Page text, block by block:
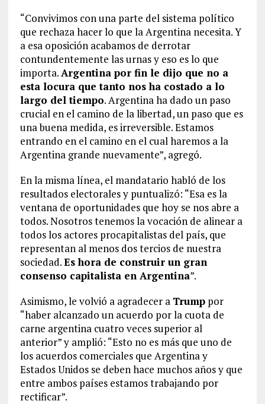
“Convivimos con una parte del sistema político
que rechaza hacer lo que la Argentina necesita. Y
a esa oposición acabamos de derrotar
contundentemente las urnas y eso es lo que
importa.Argentina por fin le dijo que no a
esta locura que tanto nos ha costado a lo
largo del tiempo. Argentina ha dado un paso
crucial en el camino de la libertad, un paso que es
una buena medida, es irreversible. Estamos
entrando en el camino en el cual haremos a la
Argentina grande nuevamente”, agregó.
En la misma línea, el mandatario habló de los
resultados electorales y puntualizó: “Esa es la
ventana de oportunidades que hoy se nos abre a
todos. Nosotros tenemos la vocación de alinear a
todos los actores procapitalistas del país, que
representan al menos dos tercios de nuestra
sociedad.Es hora de construir un gran
consenso capitalista en Argentina”.
Asimismo, le volvió a agradecer a Trumppor
“haber alcanzado un acuerdo por la cuota de
carne argentina cuatro veces superior al
anterior” y amplió: “Esto no es más que uno de
los acuerdos comerciales que Argentina y
Estados Unidos se deben hace muchos años y que
entre ambos países estamos trabajando por
rectificar”.